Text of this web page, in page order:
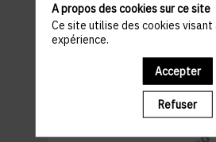
PROGRAMME
20h30- 22h30 : NETWORKING
A propos des cookies sur ce site
Ce site utilise des cookies
expérience.
Accepter
Refuser